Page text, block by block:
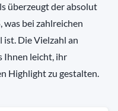
überzeugt der absolut
bei zahlreichen
ist. Die Vielzahl an
Ihnen leicht, ihr
Highlight zu gestalten.